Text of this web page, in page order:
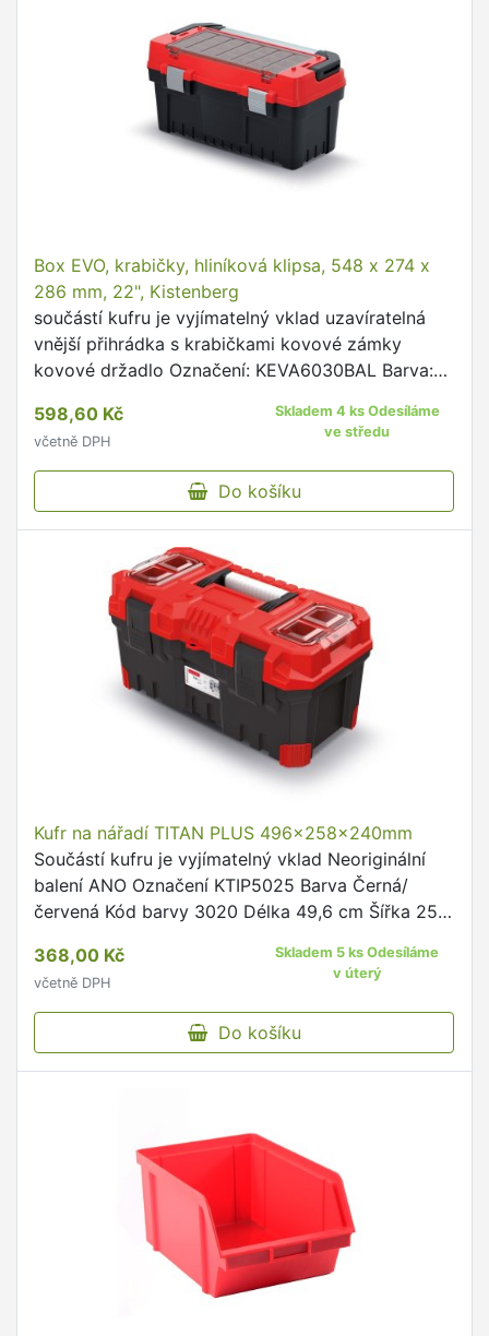
Box EVO, krabičky, hliníková klipsa, 548 x 274 x
286 mm, 22", Kistenberg
součástí kufru je vyjímatelný vklad uzavíratelná
vnější přihrádka s krabičkami kovové zámky
kovové držadlo Označení: KEVA6030BAL Barva:
Šířka: 28,8 cm Výška: …
598,60 Kč
včetně DPH
Skladem 4 ks Odesíláme
ve středu
Do košíku
Kufr na nářadí TITAN PLUS 496x258x240mm
Součástí kufru je vyjímatelný vklad Neoriginální
balení ANO Označení KTIP5025 Barva Černá/
červená Kód barvy 3020 Délka 49,6 cm Šířka 25,8
Materiál Plast Varianta …
368,00 Kč
včetně DPH
Skladem 5 ks Odesíláme
v úterý
Do košíku